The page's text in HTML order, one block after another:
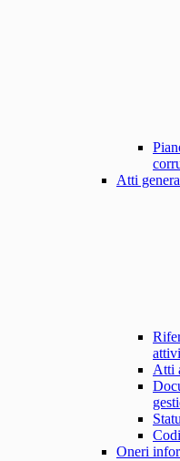
Atti
Atti
Oneri